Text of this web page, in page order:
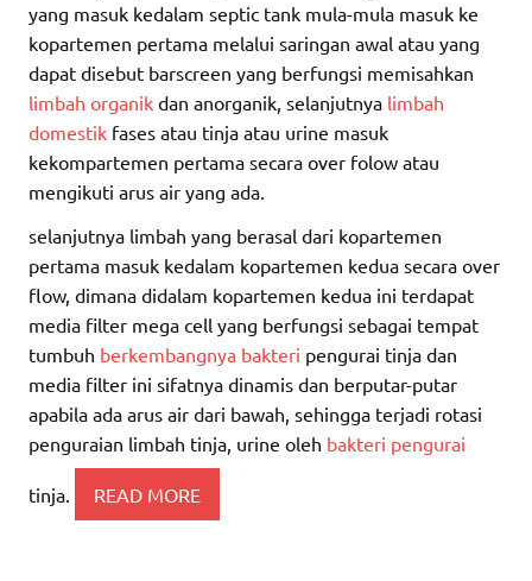
yang masuk kedalam septic tank mula-mula masuk ke
kopartemen pertama melalui saringan awal atau yang
dapat disebut barscreen yang berfungsi memisahkan
limbah organik dan anorganik, selanjutnya limbah
domestik fases atau tinja atau urine masuk
kekompartemen pertama secara over folow atau
mengikuti arus air yang ada.
selanjutnya limbah yang berasal dari kopartemen
pertama masuk kedalam kopartemen kedua secara over
flow, dimana didalam kopartemen kedua ini terdapat
media filter mega cell yang berfungsi sebagai tempat
tumbuh berkembangnya bakteri pengurai tinja dan
media filter ini sifatnya dinamis dan berputar-putar
apabila ada arus air dari bawah, sehingga terjadi rotasi
penguraian limbah tinja, urine oleh bakteri pengurai
tinja. READ MORE